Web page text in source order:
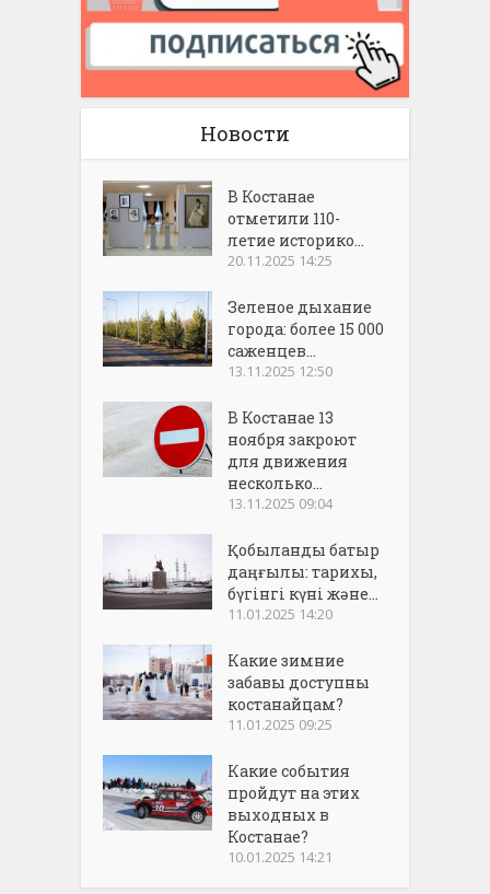
Новости
В Костанае
отметили 110-
летие историко...
20.11.2025 14:25
Зеленое дыхание
города: более 15 000
саженцев...
13.11.2025 12:50
В Костанае 13
ноября закроют
для движения
несколько...
13.11.2025 09:04
Қобыланды батыр
даңғылы: тарихы,
бүгінгі күні және...
11.01.2025 14:20
Какие зимние
забавы доступны
костанайцам?
11.01.2025 09:25
Какие события
пройдут на этих
выходных в
Костанае?
10.01.2025 14:21